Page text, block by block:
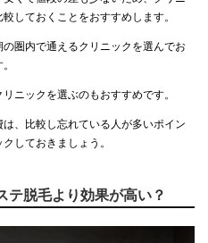
しておくことをおすすめします。
圏内で通えるクリニックを選んでお
ニックを選ぶのもおすすめです。
、比較し忘れている人が多いポイン
しておきましょう。
テ脱毛より効果が高い？